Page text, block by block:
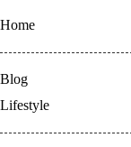
Home
Blog
Lifestyle